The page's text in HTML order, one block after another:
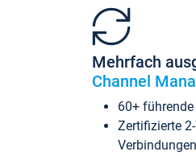
Mehrfach
Channel
60+
Zertifizierte
Verbindungen